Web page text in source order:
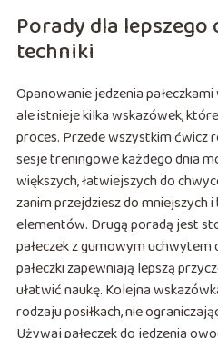
Porady dla
techniki
Opanowanie jedzenia
ale istnieje kilka wskazówek,
proces. Przede wszystkim ćwicz
sesje treningowe każdego dnia
większych, łatwiejszych do
zanim przejdziesz do mniejszych
elementów. Drugą poradą jest
pałeczek z gumowym uchwytem
pałeczki zapewniają lepszą
ułatwić naukę. Kolejna
rodzaju posiłkach, nie